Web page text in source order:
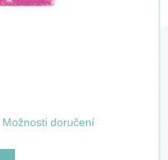
Možnosti doručení